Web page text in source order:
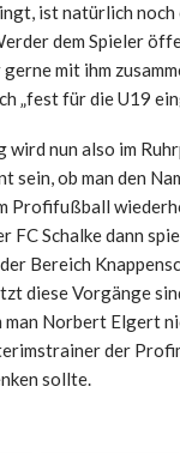
ist natürlich noch
dem Spieler
mit ihm
„fest für die U19
wird nun also im
sein, ob man den
Profifußball
FC Schalke dann
Bereich
diese Vorgänge
man Norbert Elgert
der
sollte.